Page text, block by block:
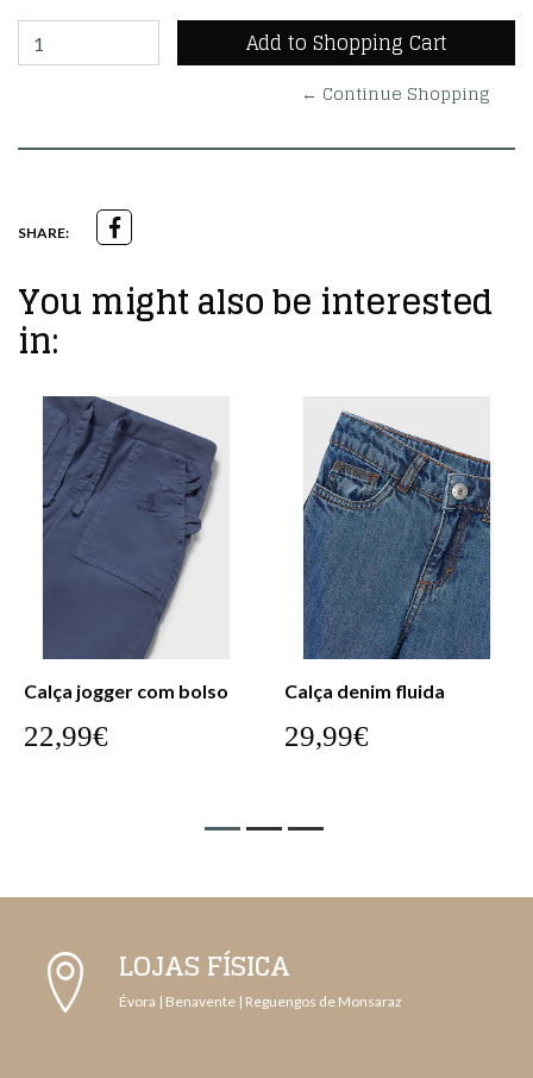
← Continue Shopping
SHARE:
You might also be interested
in:
Calça jogger com bolso
22,99€
Calça denim fluida
29,99€
LOJAS FÍSICA
Évora | Benavente | Reguengos de Monsaraz